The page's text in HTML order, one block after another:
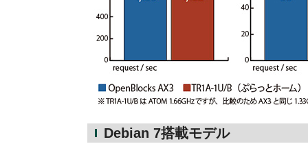
Debian 7搭載モデル